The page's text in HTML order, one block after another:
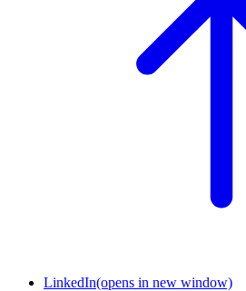
LinkedIn(opens in new window)